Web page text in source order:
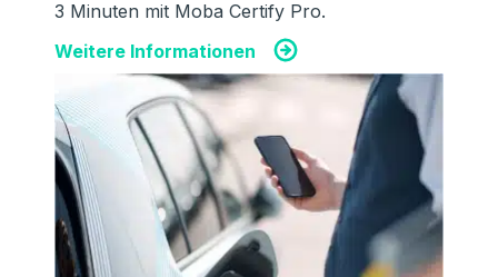
3 Minuten mit Moba Certify Pro.
Weitere Informationen